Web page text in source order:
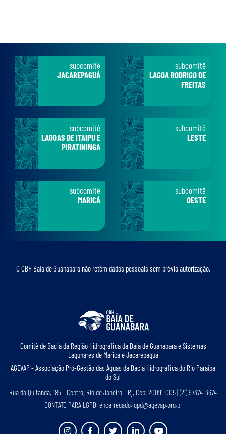
subcomitê
JACAREPAGUÁ
subcomitê
LAGOA RODRIGO DE
FREITAS
subcomitê
LAGOAS DE ITAIPU E
PIRATININGA
subcomitê
LESTE
subcomitê
MARICÁ
subcomitê
OESTE
O CBH Baía de Guanabara não retém dados pessoais sem prévia autorização.
Comitê de Bacia da Região Hidrográﬁca da Baía de Guanabara e Sistemas
Lagunares de Maricá e Jacarepaguá
AGEVAP - Associação Pró-Gestão das Águas da Bacia Hidrográﬁca do Rio Paraíba
do Sul
Rua da Quitanda, 185 - Centro, Rio de Janeiro - Rj, Cep: 20091-005 | (21) 97374-3674
CONTATO PARA LGPD: encarregado.lgpd@agevap.org.br